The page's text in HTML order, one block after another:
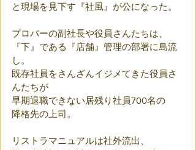
と現場を見下す『社風』が公になった。
プロパーの副社長や役員さんたちは、
『下』である『店舗』管理の部署に島流
し。
既存社員をさんざんイジメてきた役員さ
んたちが
早期退職できない居残り社員700名の
降格先の上司。
リストラマニュアルは社外流出、